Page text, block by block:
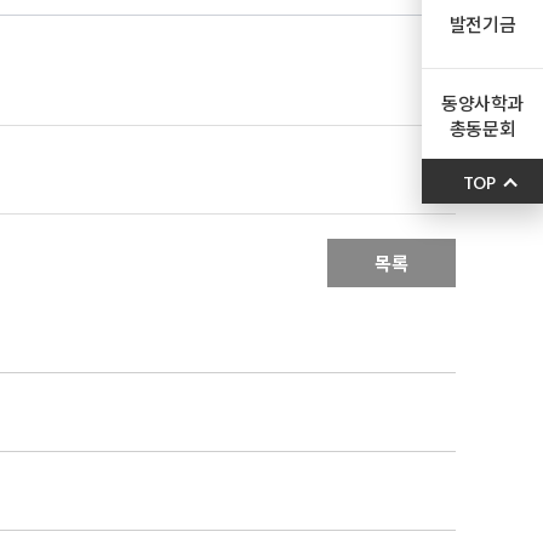
목록
발전기금
동양사학과
총동문회
TOP